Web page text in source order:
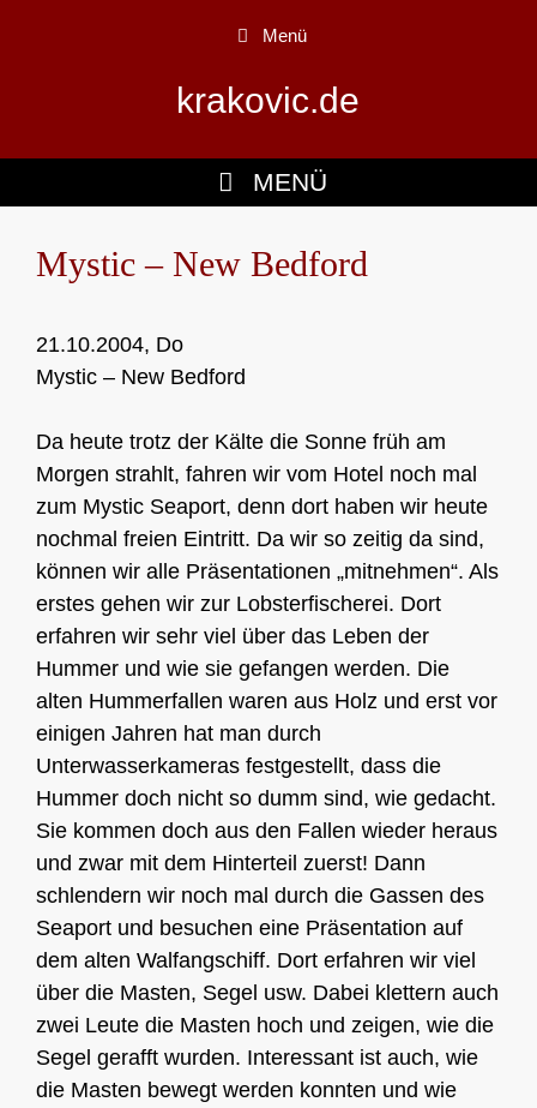
Menü
krakovic.de
MENÜ
Mystic – New Bedford
21.10.2004, Do
Mystic – New Bedford
Da heute trotz der Kälte die Sonne früh am
Morgen strahlt, fahren wir vom Hotel noch mal
zum Mystic Seaport, denn dort haben wir heute
nochmal freien Eintritt. Da wir so zeitig da sind,
können wir alle Präsentationen „mitnehmen“. Als
erstes gehen wir zur Lobsterfischerei. Dort
erfahren wir sehr viel über das Leben der
Hummer und wie sie gefangen werden. Die
alten Hummerfallen waren aus Holz und erst vor
einigen Jahren hat man durch
Unterwasserkameras festgestellt, dass die
Hummer doch nicht so dumm sind, wie gedacht.
Sie kommen doch aus den Fallen wieder heraus
und zwar mit dem Hinterteil zuerst! Dann
schlendern wir noch mal durch die Gassen des
Seaport und besuchen eine Präsentation auf
dem alten Walfangschiff. Dort erfahren wir viel
über die Masten, Segel usw. Dabei klettern auch
zwei Leute die Masten hoch und zeigen, wie die
Segel gerafft wurden. Interessant ist auch, wie
die Masten bewegt werden konnten und wie